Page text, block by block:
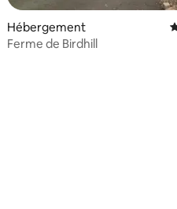
sur 5
sur la base de 127
Hébergement
Ferme de Birdhill